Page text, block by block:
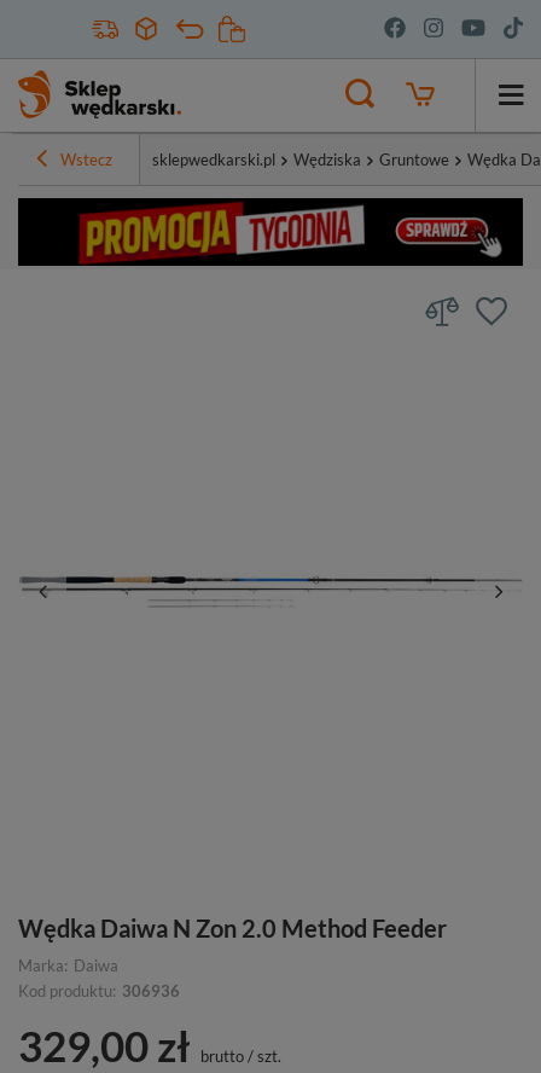
Wstecz sklepwedkarski.pl Wędziska Gruntowe Wędka
Wędka Daiwa N Zon 2.0 Method Feeder
Marka: Daiwa
Kod produktu: 306936
329,00 zł brutto/szt.